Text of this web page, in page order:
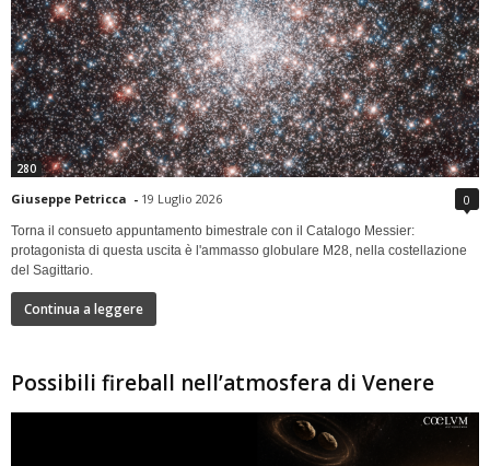
280
Giuseppe Petricca - 19 Luglio 2026 0
Torna il consueto appuntamento bimestrale con il Catalogo Messier:
protagonista di questa uscita è l'ammasso globulare M28, nella costellazione
del Sagittario.
Continua a leggere
Possibili fireball nell’atmosfera di Venere